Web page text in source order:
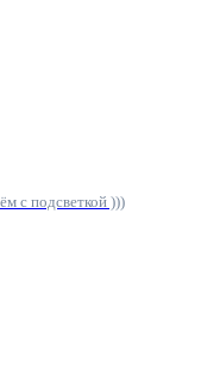
с подсветкой )))